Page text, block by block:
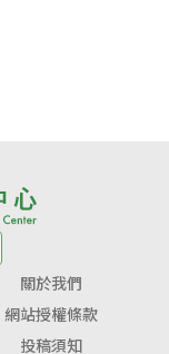
關於我們
網站授權條款
投稿須知